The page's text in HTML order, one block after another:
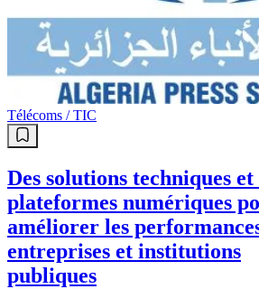
Télécoms / TIC
Des solutions techniques et
plateformes numériques
améliorer les
entreprises et institutions
publiques